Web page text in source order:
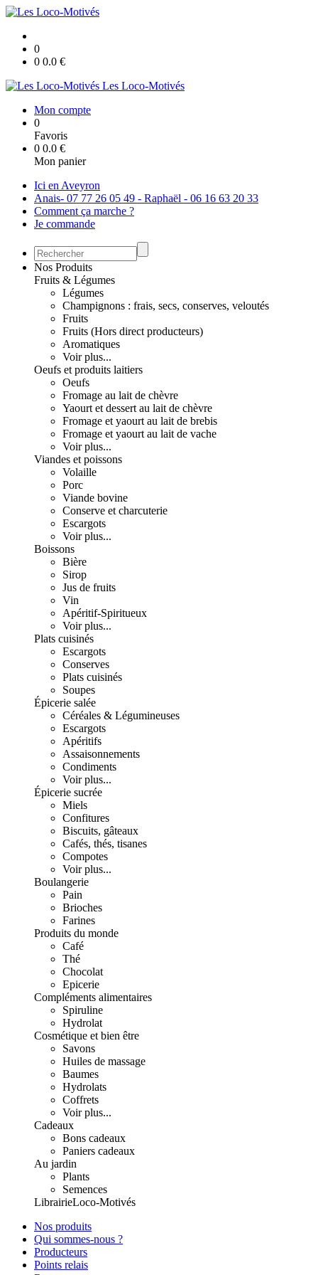
0
0 0.0 €
Les Loco-Motivés
Mon compte
0
Favoris
0 0.0 €
Mon panier
Ici en Aveyron
Anais- 07 77 26 05 49 - Raphaël - 06 16 63 20 33
Comment ça marche ?
Je commande
Nos Produits
Fruits & Légumes
Légumes
Champignons : frais, secs, conserves, veloutés
Fruits
Fruits (Hors direct producteurs)
Aromatiques
Voir plus...
Oeufs et produits laitiers
Oeufs
Fromage au lait de chèvre
Yaourt et dessert au lait de chèvre
Fromage et yaourt au lait de brebis
Fromage et yaourt au lait de vache
Voir plus...
Viandes et poissons
Volaille
Porc
Viande bovine
Conserve et charcuterie
Escargots
Voir plus...
Boissons
Bière
Sirop
Jus de fruits
Vin
Apéritif-Spiritueux
Voir plus...
Plats cuisinés
Escargots
Conserves
Plats cuisinés
Soupes
Épicerie salée
Céréales & Légumineuses
Escargots
Apéritifs
Assaisonnements
Condiments
Voir plus...
Épicerie sucrée
Miels
Confitures
Biscuits, gâteaux
Cafés, thés, tisanes
Compotes
Voir plus...
Boulangerie
Pain
Brioches
Farines
Produits du monde
Café
Thé
Chocolat
Epicerie
Compléments alimentaires
Spiruline
Hydrolat
Cosmétique et bien être
Savons
Huiles de massage
Baumes
Hydrolats
Coffrets
Voir plus...
Cadeaux
Bons cadeaux
Paniers cadeaux
Au jardin
Plants
Semences
LibrairieLoco-Motivés
Nos produits
Qui sommes-nous ?
Producteurs
Points relais